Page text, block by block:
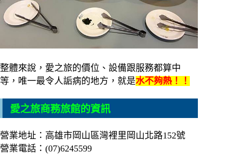
整體來說，愛之旅的價位、設備跟服務都算中
等，唯一最令人詬病的地方，就是水不夠熱！！
愛之旅商務旅館的資訊
營業地址：高雄市岡山區灣裡里岡山北路152號
營業電話：(07)6245599